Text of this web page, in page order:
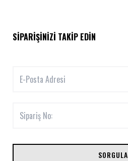
SIPARIŞINIZI TAKIP EDIN
SORGULA